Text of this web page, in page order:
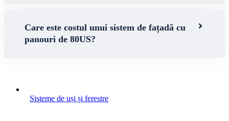
Care este costul unui sistem de fațadă cu
panouri de 80US?
Sisteme de uși și ferestre